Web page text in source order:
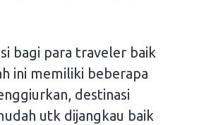
bagi para traveler baik
ini memiliki beberapa
destinasi
utk dijangkau baik